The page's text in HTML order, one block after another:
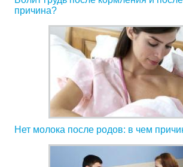
причина?
Нет молока после родов: в чем